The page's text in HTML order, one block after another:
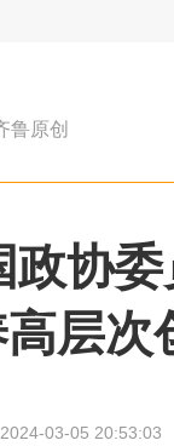
鲁原创
协
层次
2024-03-05 20:53:03